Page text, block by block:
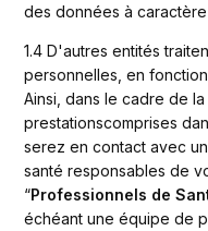
des données à
1.4 D'autres entités
personnelles, en
Ainsi, dans le cadre de
prestationscomprises
serez en contact avec
santé responsables de
“Professionnels de
échéant une équipe de